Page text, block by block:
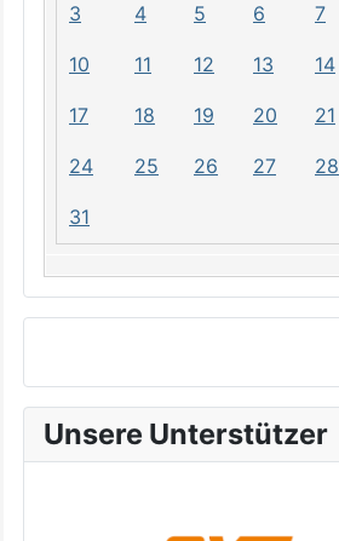
3 4 5 6 7
10 11 12 13 14
17 18 19 20 21
24 25 26 27 28
31
Unsere Unterstützer